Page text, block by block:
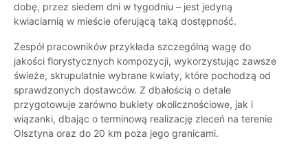
dobę, przez siedem dni w tygodniu – jest jedyną
kwiaciarnią w mieście oferującą taką dostępność.
Zespół pracowników przykłada szczególną wagę do
jakości florystycznych kompozycji, wykorzystując zawsze
świeże, skrupulatnie wybrane kwiaty, które pochodzą od
sprawdzonych dostawców. Z dbałością o detale
przygotowuje zarówno bukiety okolicznościowe, jak i
wiązanki, dbając o terminową realizację zleceń na terenie
Olsztyna oraz do 20 km poza jego granicami.